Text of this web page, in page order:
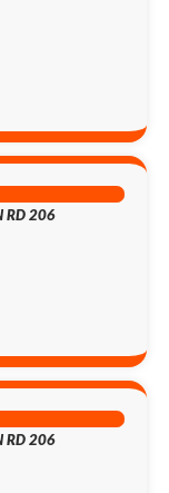
RD 206
RD 206